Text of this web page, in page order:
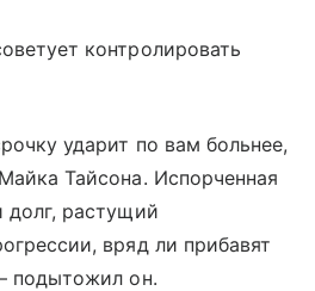
контролировать
ударит по вам больнее,
Тайсона. Испорченная
долг, растущий
вряд ли прибавят
подытожил он.